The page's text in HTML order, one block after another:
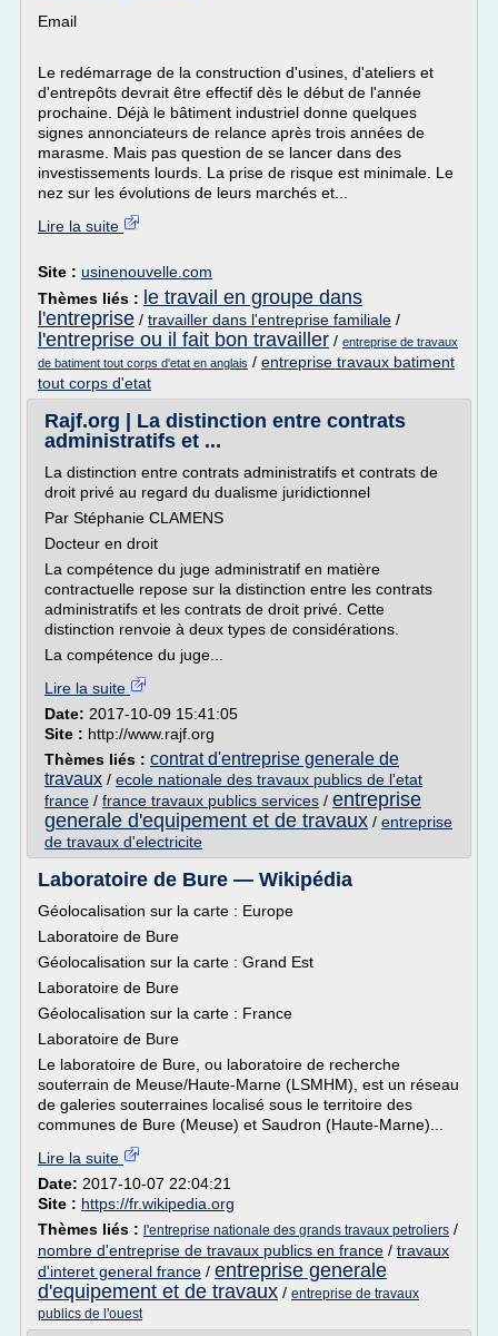
Email
Le redémarrage de la construction d'usines, d'ateliers et
d'entrepôts devrait être effectif dès le début de l'année
prochaine. Déjà le bâtiment industriel donne quelques
signes annonciateurs de relance après trois années de
marasme. Mais pas question de se lancer dans des
investissements lourds. La prise de risque est minimale. Le
nez sur les évolutions de leurs marchés et...
Lire la suite
Site : usinenouvelle.com
Thèmes liés : le travail en groupe dans
l'entreprise / travailler dans l'entreprise familiale /
l'entreprise ou il fait bon travailler / entreprise de travaux
de batiment tout corps d'etat en anglais / entreprise travaux batiment
tout corps d'etat
Rajf.org | La distinction entre contrats
administratifs et ...
La distinction entre contrats administratifs et contrats de
droit privé au regard du dualisme juridictionnel
Par Stéphanie CLAMENS
Docteur en droit
La compétence du juge administratif en matière
contractuelle repose sur la distinction entre les contrats
administratifs et les contrats de droit privé. Cette
distinction renvoie à deux types de considérations.
La compétence du juge...
Lire la suite
Date: 2017-10-09 15:41:05
Site : http://www.rajf.org
Thèmes liés : contrat d'entreprise generale de
travaux / ecole nationale des travaux publics de l'etat
france / france travaux publics services / entreprise
generale d'equipement et de travaux / entreprise
de travaux d'electricite
Laboratoire de Bure — Wikipédia
Géolocalisation sur la carte : Europe
Laboratoire de Bure
Géolocalisation sur la carte : Grand Est
Laboratoire de Bure
Géolocalisation sur la carte : France
Laboratoire de Bure
Le laboratoire de Bure, ou laboratoire de recherche
souterrain de Meuse/Haute-Marne (LSMHM), est un réseau
de galeries souterraines localisé sous le territoire des
communes de Bure (Meuse) et Saudron (Haute-Marne)...
Lire la suite
Date: 2017-10-07 22:04:21
Site : https://fr.wikipedia.org
Thèmes liés : l'entreprise nationale des grands travaux petroliers /
nombre d'entreprise de travaux publics en france / travaux
d'interet general france / entreprise generale
d'equipement et de travaux / entreprise de travaux
publics de l'ouest